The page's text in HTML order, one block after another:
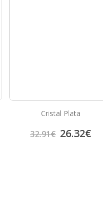
Cristal Plata
32.91€ 26.32€